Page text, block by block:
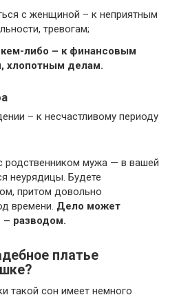
с женщиной – к неприятным
тревогам;
кем-либо – к финансовым
хлопотным делам.
– к несчастливому периоду
родственником мужа — в вашей
неурядицы. Будете
притом довольно
времени. Дело может
– разводом.
платье
такой сон имеет немного